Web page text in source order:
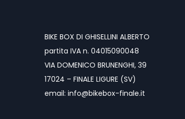
BIKE BOX DI GHISELLINI ALBERTO
partita IVA n. 04015090048
VIA DOMENICO BRUNENGHI, 39
17024 – FINALE LIGURE (SV)
email: info@bikebox-finale.it